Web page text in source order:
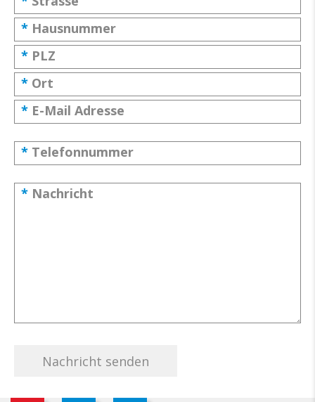
Hausnummer
*
PLZ
*
Ort
*
E-Mail Adresse
*
Telefonnummer
*
Nachricht
*